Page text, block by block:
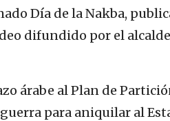
Día de la Nakba,
difundido por el
árabe al Plan de
para aniquilar al